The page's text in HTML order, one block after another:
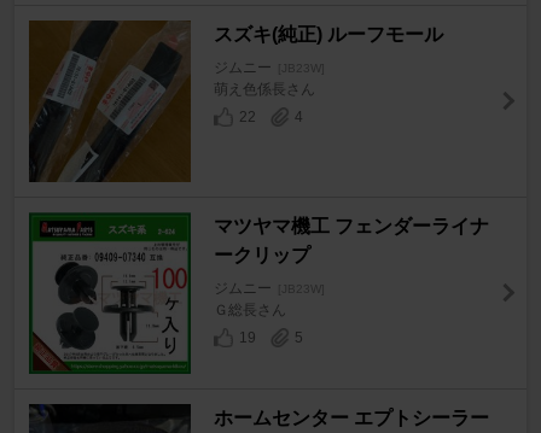
スズキ(純正) ルーフモール
ジムニー [JB23W]
萌え色係長さん
22
4
マツヤマ機工 フェンダーライナ
ークリップ
ジムニー [JB23W]
Ｇ総長さん
19
5
ホームセンター エプトシーラー